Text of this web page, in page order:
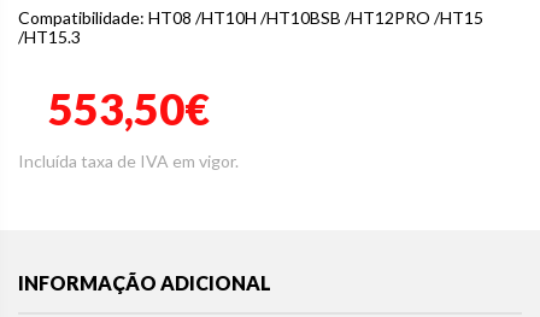
Compatibilidade: HT08 /HT10H /HT10BSB /HT12PRO /HT15
/HT15.3
553,50€
Incluída taxa de IVA em vigor.
INFORMAÇÃO ADICIONAL